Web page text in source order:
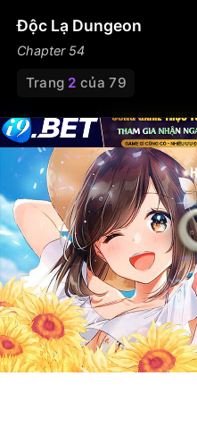
Độc Lạ Dungeon
Chapter 54
Trang 2 của 79